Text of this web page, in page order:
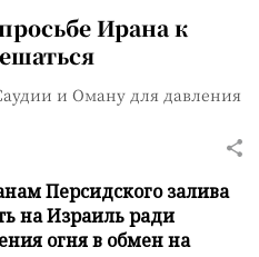
Ирана к
и Оману для давления
Персидского залива
на Израиль ради
огня в обмен на